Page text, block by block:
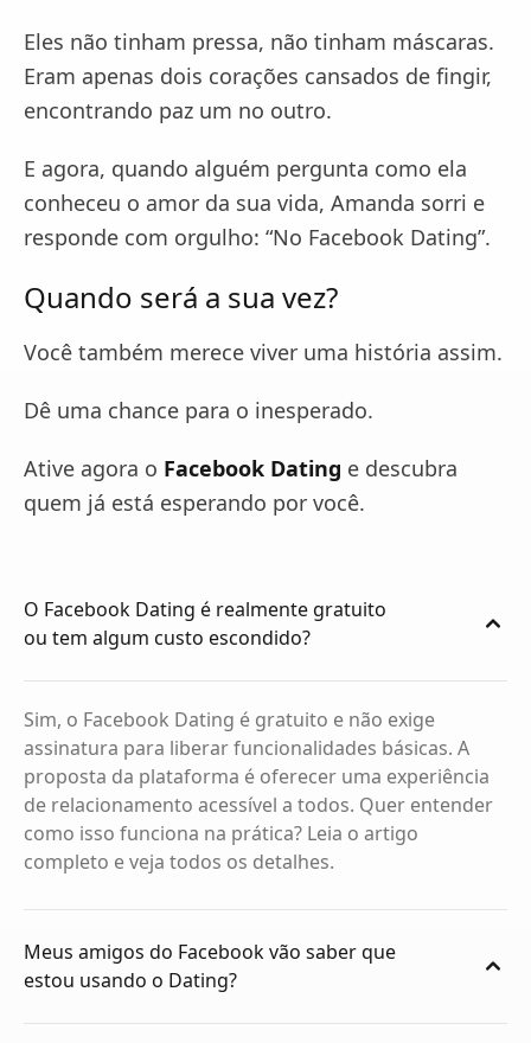
Eles não tinham pressa, não tinham máscaras.
Eram apenas dois corações cansados de fingir,
encontrando paz um no outro.
E agora, quando alguém pergunta como ela
conheceu o amor da sua vida, Amanda sorri e
responde com orgulho: “No Facebook Dating”.
Quando será a sua vez?
Você também merece viver uma história assim.
Dê uma chance para o inesperado.
Ative agora o Facebook Dating e descubra
quem já está esperando por você.
O Facebook Dating é realmente gratuito
ou tem algum custo escondido?
Sim, o Facebook Dating é gratuito e não exige
assinatura para liberar funcionalidades básicas. A
proposta da plataforma é oferecer uma experiência
de relacionamento acessível a todos. Quer entender
como isso funciona na prática? Leia o artigo
completo e veja todos os detalhes.
Meus amigos do Facebook vão saber que
estou usando o Dating?